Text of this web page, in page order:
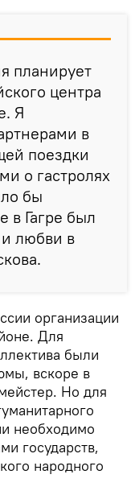
планирует
центра
Я
в
поездки
о гастролях
бы
в Гагре был
любви в
организации
Для
были
вскоре в
Но для
необходимо
государств,
народного